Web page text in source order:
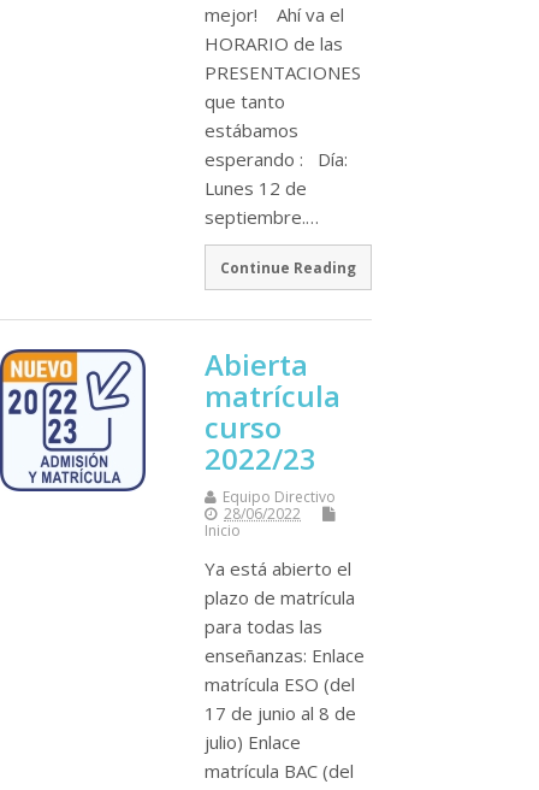
mejor! Ahí va el
HORARIO de las
PRESENTACIONES
que tanto
estábamos
esperando : Día:
Lunes 12 de
septiembre.…
Continue Reading
Abierta
matrícula
curso
2022/23
Equipo Directivo
28/06/2022
Inicio
Ya está abierto el
plazo de matrícula
para todas las
enseñanzas: Enlace
matrícula ESO (del
17 de junio al 8 de
julio) Enlace
matrícula BAC (del